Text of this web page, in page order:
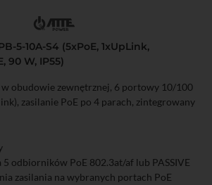
5-10A-S4 (5xPoE, 1xUpLink,
90 W, IP55)
w obudowie zewnętrznej, 6 portowy 10/100
zasilanie PoE po 4 parach, zintegrowany
odbiorników PoE 802.3at/af lub PASSIVE
zasilania na wybranych portach PoE